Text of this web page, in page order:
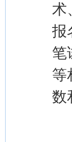
术
报
笔
等
数